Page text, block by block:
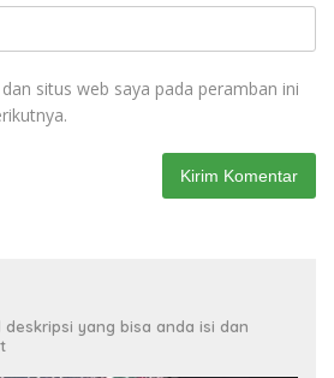
situs web saya pada peramban ini
yang bisa anda isi dan